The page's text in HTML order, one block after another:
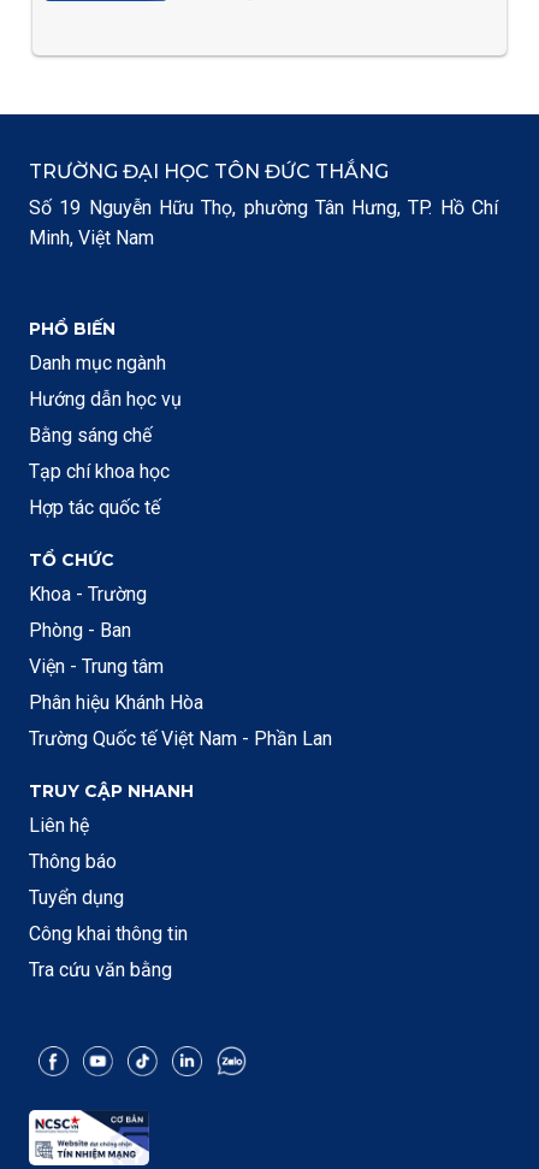
TRƯỜNG ĐẠI HỌC TÔN ĐỨC THẮNG
Số 19 Nguyễn Hữu Thọ, phường Tân Hưng, TP. Hồ Chí
Minh, Việt Nam
PHỔ BIẾN
Danh mục ngành
Hướng dẫn học vụ
Bằng sáng chế
Tạp chí khoa học
Hợp tác quốc tế
TỔ CHỨC
Khoa - Trường
Phòng - Ban
Viện - Trung tâm
Phân hiệu Khánh Hòa
Trường Quốc tế Việt Nam - Phần Lan
TRUY CẬP NHANH
Liên hệ
Thông báo
Tuyển dụng
Công khai thông tin
Tra cứu văn bằng